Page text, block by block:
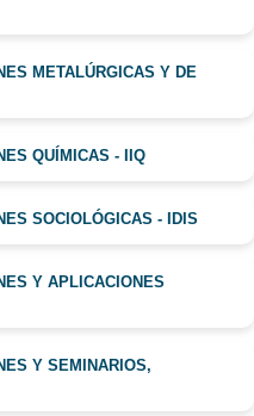
METALÚRGICAS Y DE
QUÍMICAS - IIQ
SOCIOLÓGICAS - IDIS
Y APLICACIONES
Y SEMINARIOS,